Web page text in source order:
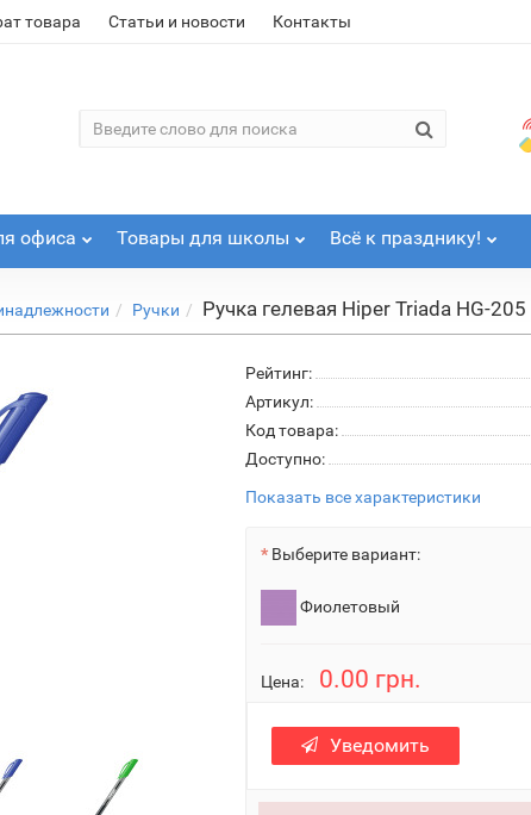
товара Статьи и новости Контакты
офиса Товары для школы Всё к празднику!
Ручки Ручка гелевая Hiper Triada HG-205
Рейтинг:
Артикул:
Код товара:
Доступно:
Показать все характеристики
Выберите вариант:
Фиолетовый
Цена: 0.00 грн.
Уведомить